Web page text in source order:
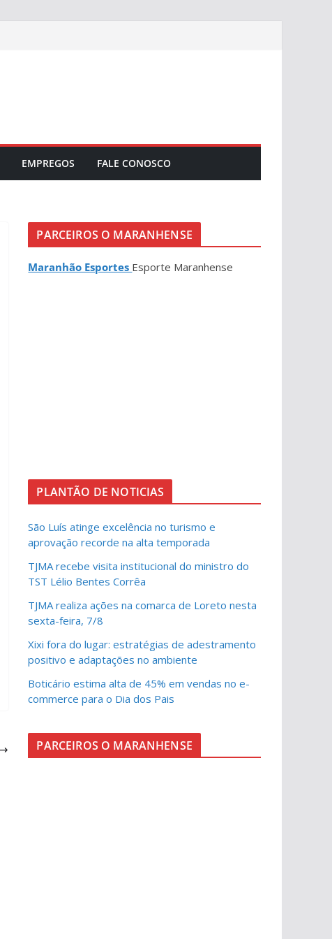
EMPREGOS FALE CONOSCO
PARCEIROS O MARANHENSE
Maranhão Esportes Esporte Maranhense
PLANTÃO DE NOTICIAS
São Luís atinge excelência no turismo e
aprovação recorde na alta temporada
TJMA recebe visita institucional do ministro do
TST Lélio Bentes Corrêa
TJMA realiza ações na comarca de Loreto nesta
sexta-feira, 7/8
Xixi fora do lugar: estratégias de adestramento
positivo e adaptações no ambiente
Boticário estima alta de 45% em vendas no e-
commerce para o Dia dos Pais
PARCEIROS O MARANHENSE